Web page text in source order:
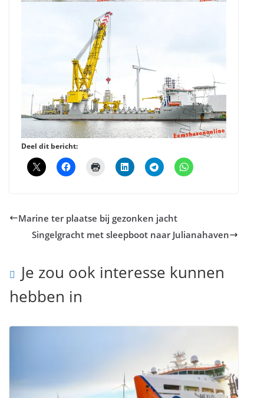
Deel dit bericht:
Marine ter plaatse bij gezonken jacht
Singelgracht met sleepboot naar Julianahaven
Je zou ook interesse kunnen
hebben in